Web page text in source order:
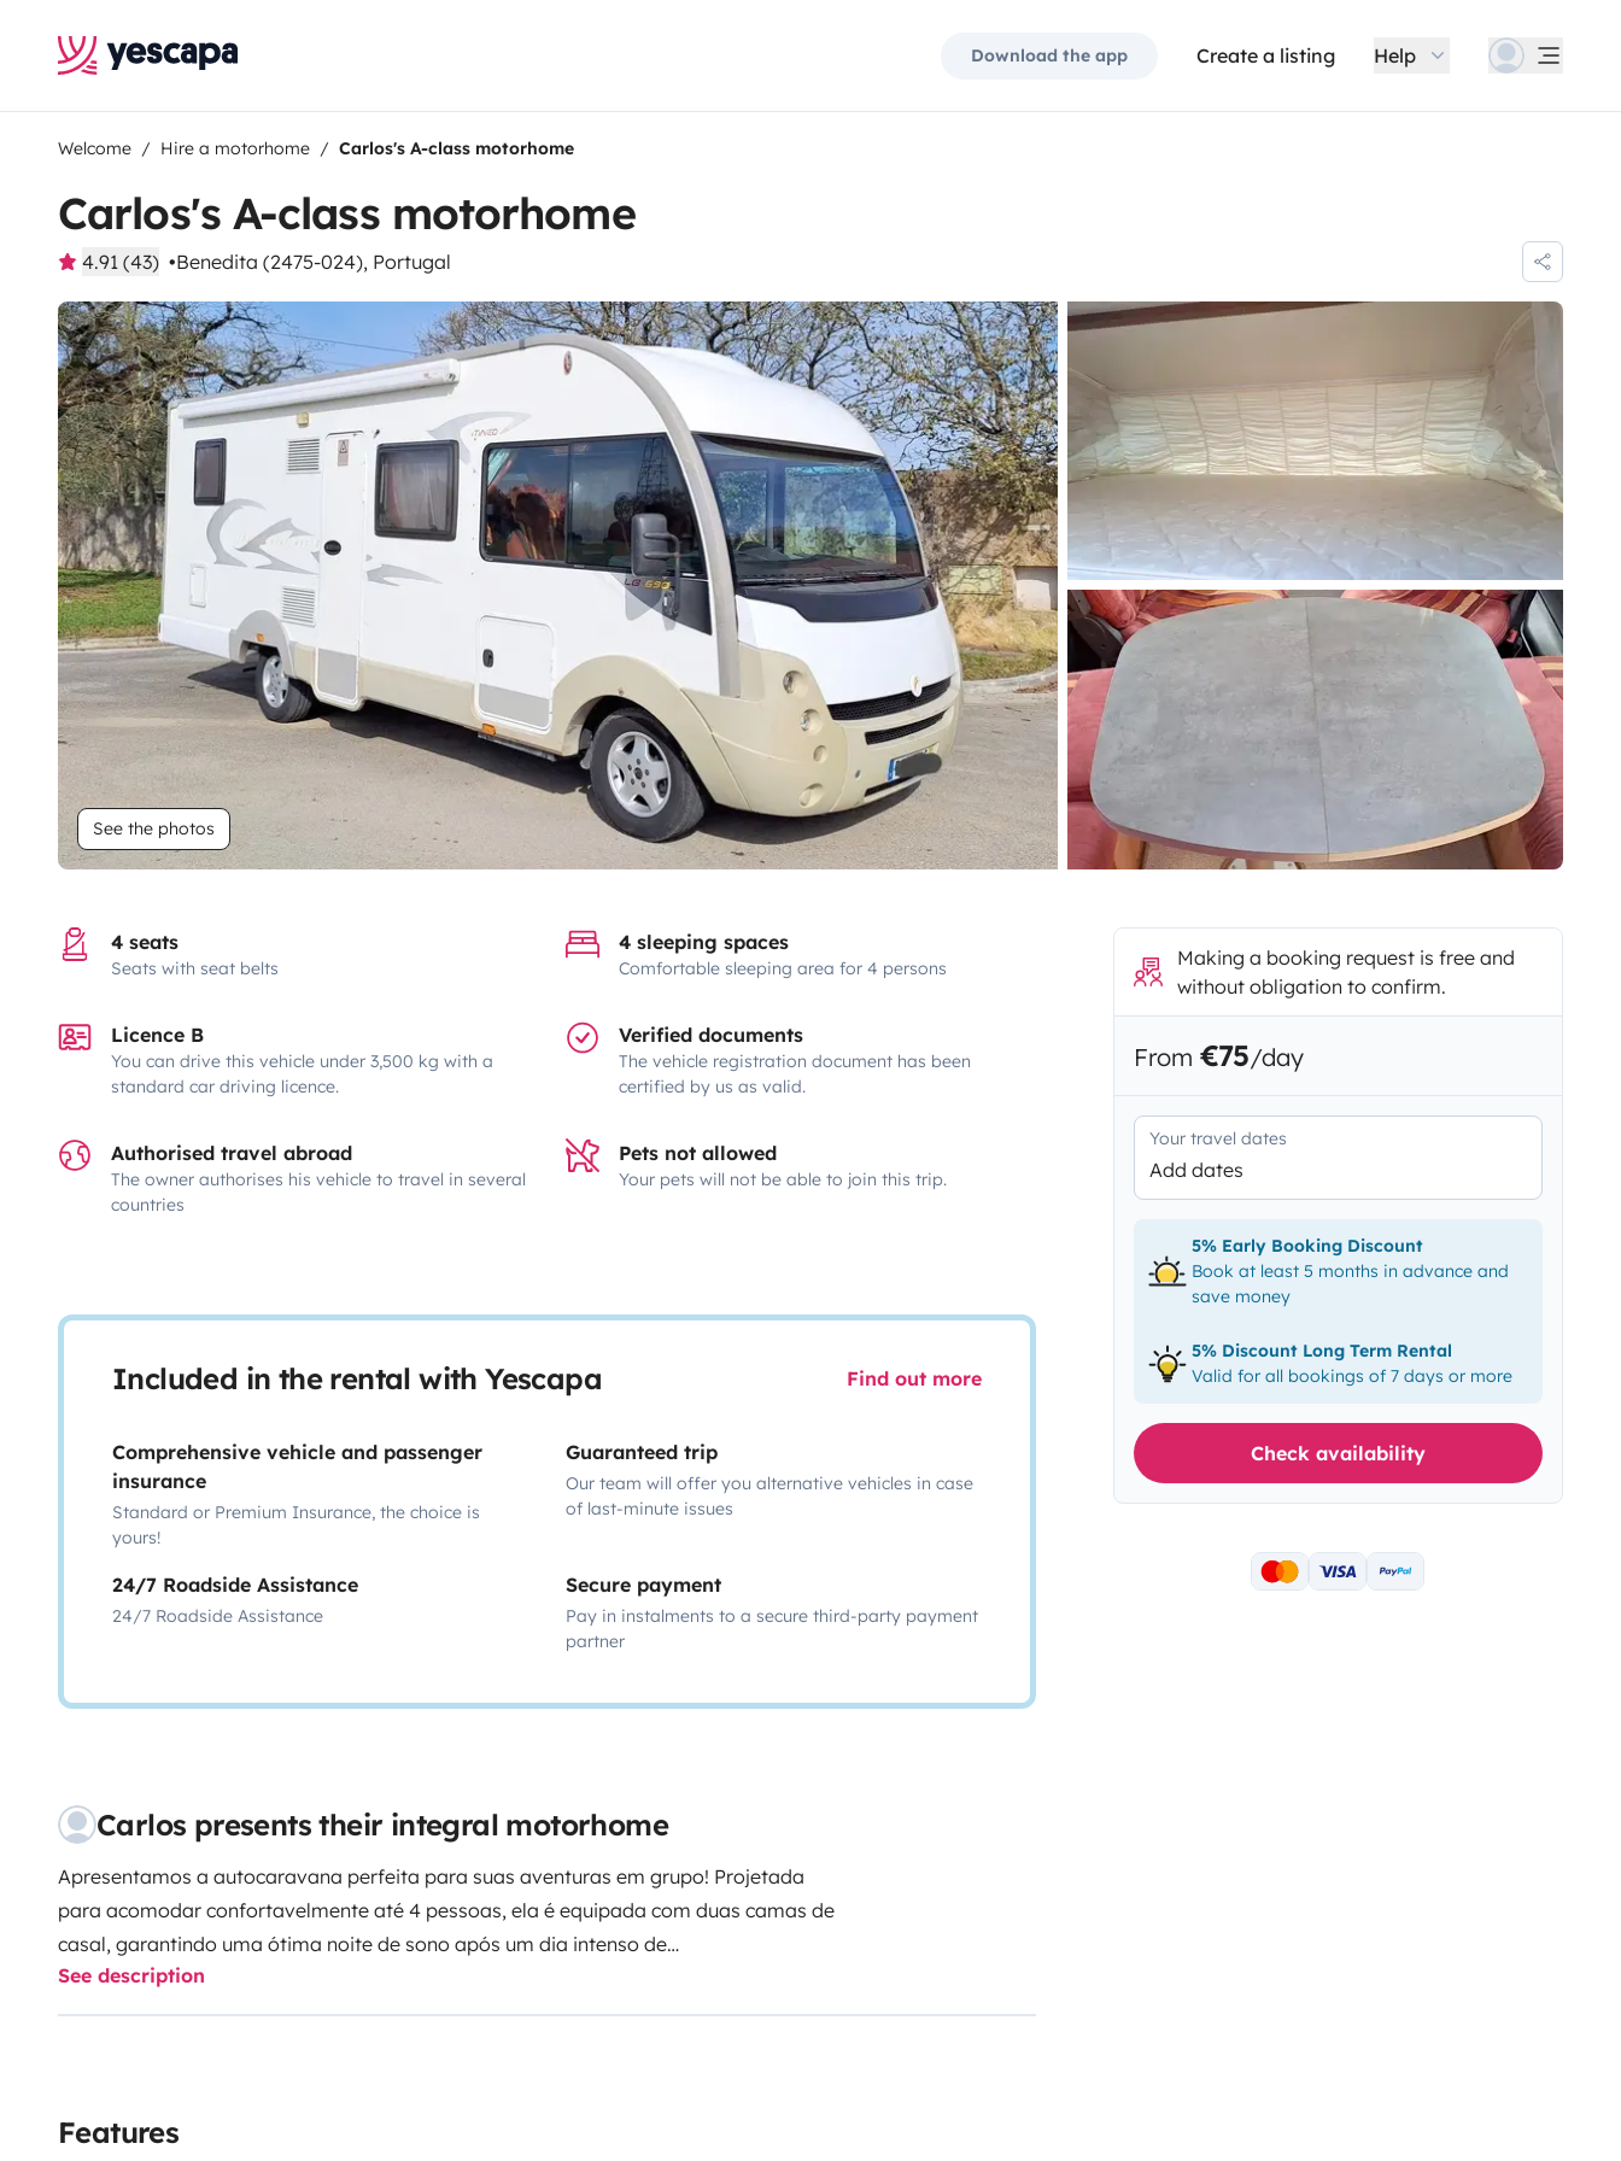
Download the app Create a listing Help
Welcome Hire a motorhome Carlos's A-class motorhome
Carlos's A-class motorhome
4.91 (43) Benedita (2475-024), Portugal
See the photos
4 seats
Seats with seat belts
4 sleeping spaces
Comfortable sleeping area for 4 persons
Licence B
You can drive this vehicle under 3,500 kg with a
standard car driving licence.
Verified documents
The vehicle registration document has been
certified by us as valid.
Authorised travel abroad
The owner authorises his vehicle to travel in several
countries
Pets not allowed
Your pets will not be able to join this trip.
Included in the rental with Yescapa Find out more
Comprehensive vehicle and passenger
insurance
Standard or Premium Insurance, the choice is
yours!
Guaranteed trip
Our team will offer you alternative vehicles in case
of last-minute issues
24/7 Roadside Assistance
24/7 Roadside Assistance
Secure payment
Pay in instalments to a secure third-party payment
partner
Carlos presents their integral motorhome
Apresentamos a autocaravana perfeita para suas aventuras em grupo! Projetada
para acomodar confortavelmente até 4 pessoas, ela é equipada com duas camas de
casal, garantindo uma ótima noite de sono após um dia intenso de
exploração.Autocaravana foi cuidadosamente planejada para proporcionar o
máximo de conforto e praticidade. Possui uma cozinha completamente equipada,
a noite, as camas de casal são extremamente aconchegantes, proporcionando uma
See description
Features
Making a booking request is free and
without obligation to confirm.
From €75/day
Your travel dates
Add dates
5% Early Booking Discount
Book at least 5 months in advance and
save money
5% Discount Long Term Rental
Valid for all bookings of 7 days or more
Check availability